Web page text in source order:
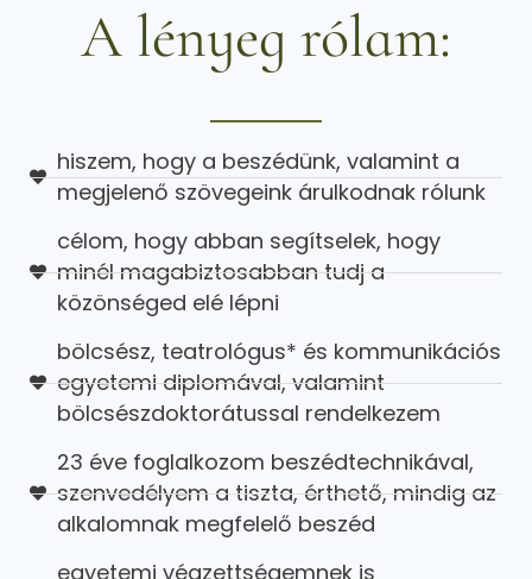
A lényeg rólam:
hiszem, hogy a beszédünk, valamint a
megjelenő szövegeink árulkodnak rólunk
célom, hogy abban segítselek, hogy
minél magabiztosabban tudj a
közönséged elé lépni
bölcsész, teatrológus* és kommunikációs
egyetemi diplomával, valamint
bölcsészdoktorátussal rendelkezem
23 éve foglalkozom beszédtechnikával,
szenvedélyem a tiszta, érthető, mindig az
alkalomnak megfelelő beszéd
egyetemi végzettségemnek is